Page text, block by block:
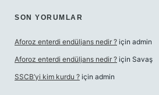
SON YORUMLAR
Aforoz enterdi endüljans nedir ? için admin
Aforoz enterdi endüljans nedir ? için Savaş
SSCB’yi kim kurdu ? için admin